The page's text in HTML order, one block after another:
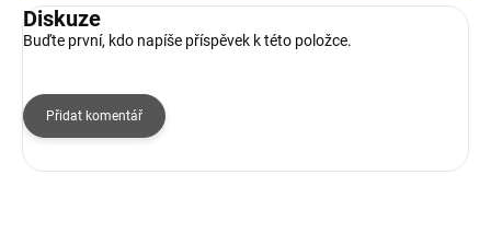
Diskuze
Buďte první, kdo napíše příspěvek k této položce.
Přidat komentář